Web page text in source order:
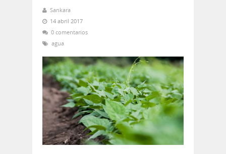
Sankara
14 abril 2017
0 comentarios
agua